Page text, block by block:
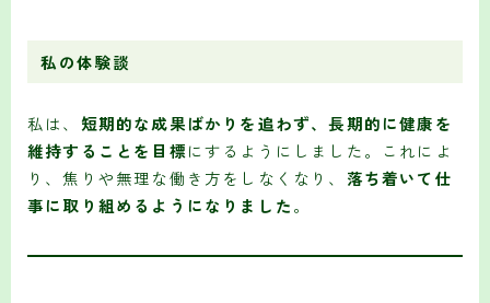
私の体験談
私は、 短期的な成果ばかりを追わず、長期的に健康を
維持することを目標にするようにしました。これによ
り、焦りや無理な働き方をしなくなり、 落ち着いて仕
事に取り組めるようになりました。